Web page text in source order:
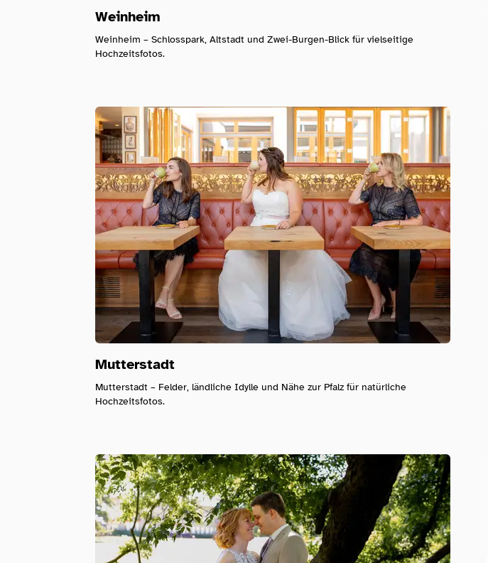
Weinheim
Weinheim – Schlosspark, Altstadt und Zwei-Burgen-Blick für vielseitige
Hochzeitsfotos.
Mutterstadt
Mutterstadt – Felder, ländliche Idylle und Nähe zur Pfalz für natürliche
Hochzeitsfotos.